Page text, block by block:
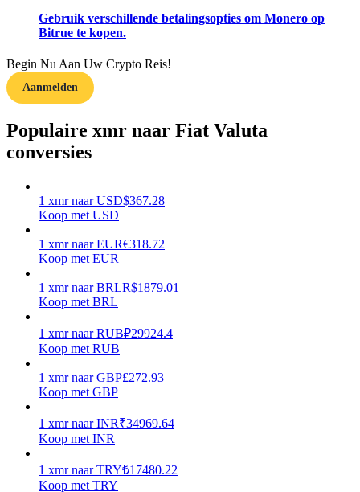
Leer hoe u winstgevend kunt blijven
Verdienen
Macht varkentje
Verdien dagelijks competitieve beloningen
Gebruik verschillende betalingsopties om Monero op
Bitrue te kopen.
Begin Nu Aan Uw Crypto Reis!
Aanmelden
Populaire xmr naar Fiat Valuta
conversies
1 xmr naar USD$367.28
Koop met USD
1 xmr naar EUR€318.72
Koop met EUR
1 xmr naar BRLR$1879.01
Koop met BRL
1 xmr naar RUB₽29924.4
Koop met RUB
1 xmr naar GBP£272.93
Koop met GBP
1 xmr naar INR₹34969.64
Koop met INR
1 xmr naar TRY₺17480.22
Koop met TRY